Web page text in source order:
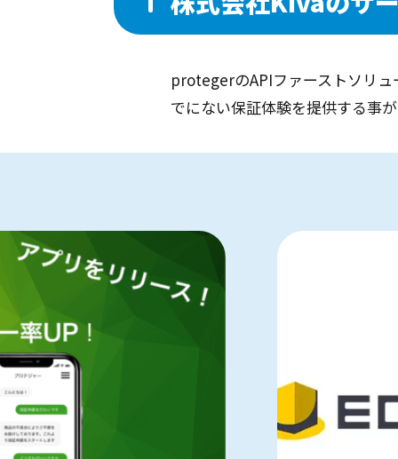
protegerのAPIファーストソリ
でにない保証体験を提供する事